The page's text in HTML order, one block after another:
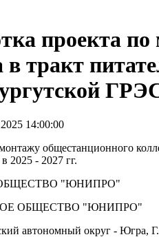
проекта
в тракт
14:00:00
общестанционного
- 2027 гг.
"ЮНИПРО"
ОБЩЕСТВО "ЮНИПРО"
автономный округ -